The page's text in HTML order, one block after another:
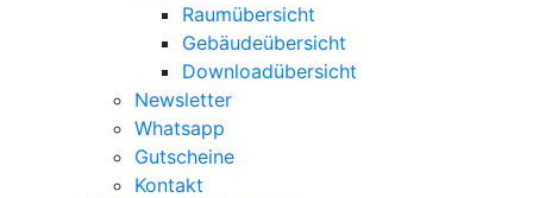
Raumübersicht
Gebäudeübersicht
Downloadübersicht
Newsletter
Whatsapp
Gutscheine
Kontakt